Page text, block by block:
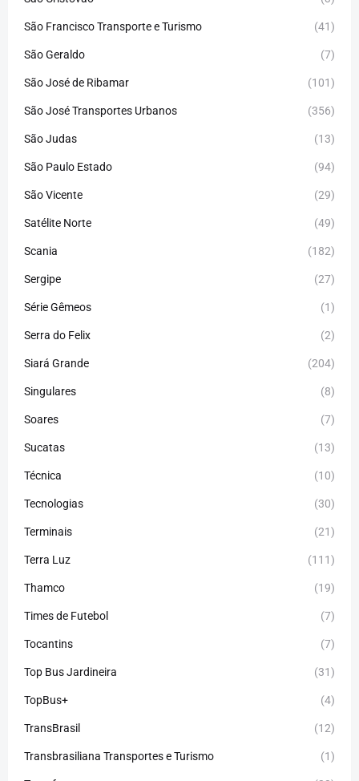
São Francisco Transporte e Turismo (41)
São Geraldo (7)
São José de Ribamar (101)
São José Transportes Urbanos (356)
São Judas (13)
São Paulo Estado (94)
São Vicente (29)
Satélite Norte (49)
Scania (182)
Sergipe (27)
Série Gêmeos (1)
Serra do Felix (2)
Siará Grande (204)
Singulares (8)
Soares (7)
Sucatas (13)
Técnica (10)
Tecnologias (30)
Terminais (21)
Terra Luz (111)
Thamco (19)
Times de Futebol (7)
Tocantins (7)
Top Bus Jardineira (31)
TopBus+ (4)
TransBrasil (12)
Transbrasiliana Transportes e Turismo (1)